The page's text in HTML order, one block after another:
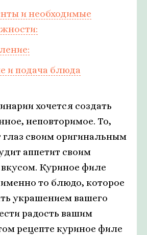
и необходимые
и подача блюда
хочется создать
неповторимое. То,
глаз своим оригинальным
аппетит своим
Куриное филе
то блюдо, которое
украшением вашего
радость вашим
рецепте куриное филе